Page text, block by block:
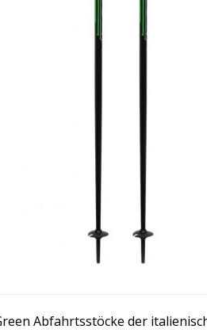
Abfahrtsstöcke der